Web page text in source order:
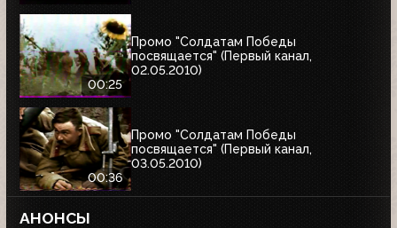
00:25
Промо "Солдатам Победы
посвящается" (Первый канал,
02.05.2010)
00:36
Промо "Солдатам Победы
посвящается" (Первый канал,
03.05.2010)
АНОНСЫ